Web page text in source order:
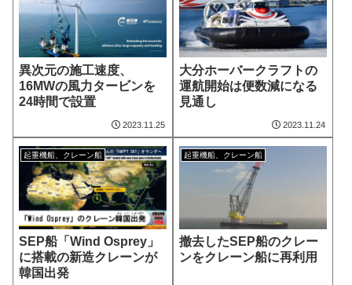
異次元の施工速度、
16MWの風力タービンを
24時間で設置
2023.11.25
大分ホーバークラフトの
運航開始は便数減になる
見通し
2023.11.24
起重機船、クレーン船
SEP船「Wind Osprey」
に搭載の新造クレーンが
韓国出発
起重機船、クレーン船
撤去したSEP船のクレー
ンをクレーン船に再利用